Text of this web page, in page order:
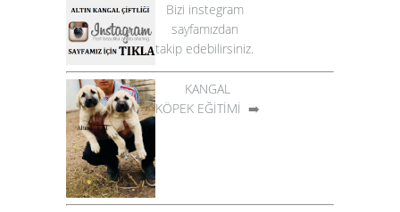
Bizi instegram
sayfamızdan
takip edebilirsiniz.
KANGAL
KÖPEK EĞİTİMİ ➡️